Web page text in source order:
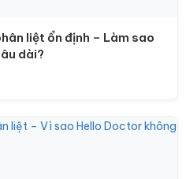
liệt ổn định – Làm sao
dài?